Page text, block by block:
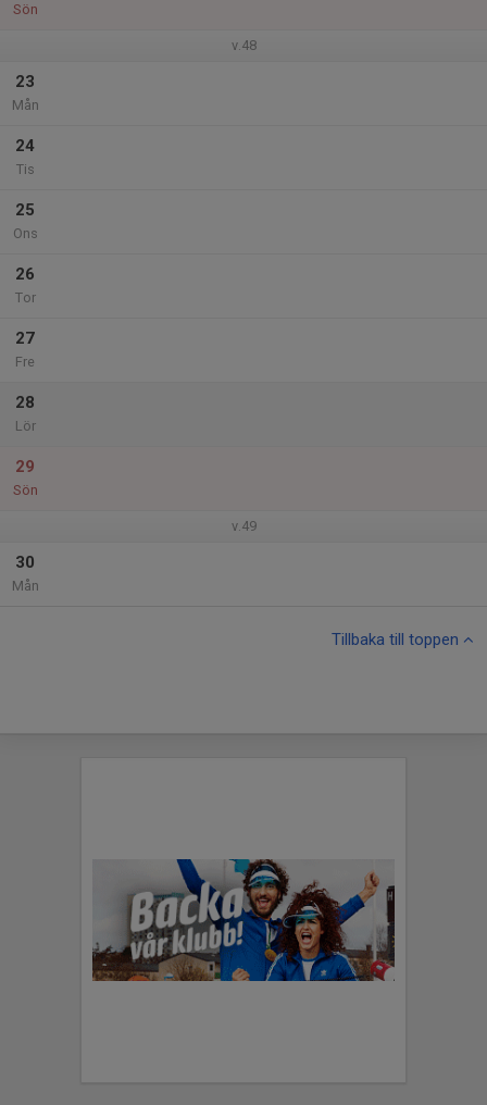
Sön
v.48
23
Mån
24
Tis
25
Ons
26
Tor
27
Fre
28
Lör
29
Sön
v.49
30
Mån
Tillbaka till toppen